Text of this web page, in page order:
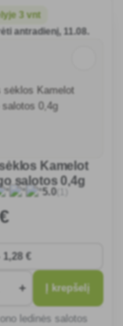
idealiai tinka
3 vnt
antradienį, 11.08.
Kamelot
salotos 0,4g
5.0(1)
+ Į krepšelį
ledinės salotos